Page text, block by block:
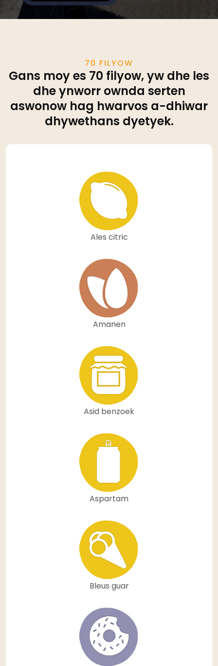
70 FILYOW
Gans moy es 70 filyow, yw dhe les
dhe ynworr ownda serten
aswonow hag hwarvos a-dhiwar
dhywethans dyetyek.
Ales citric
Amanen
Asid benzoek
Aspartam
Bleus guar